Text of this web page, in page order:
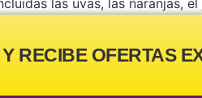
las uvas, las naranjas,
Primero, […]
RECIBE OFERTAS